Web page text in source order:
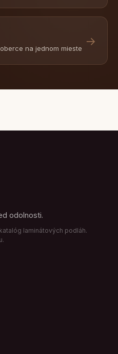
na jednom mieste
→
odolnosti.
laminátových podláh.